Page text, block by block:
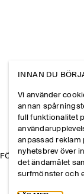
FÖRETAGET
INNAN DU
Vi använder
annan
full funktionalitet
anpassad reklam
nyhetsbrev över
det ändamålet
surfmönster och